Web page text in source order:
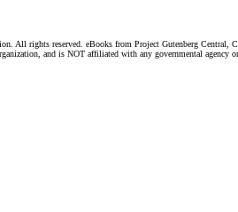
All rights reserved. eBooks from Project Gutenberg Central,
and is NOT affiliated with any governmental agency